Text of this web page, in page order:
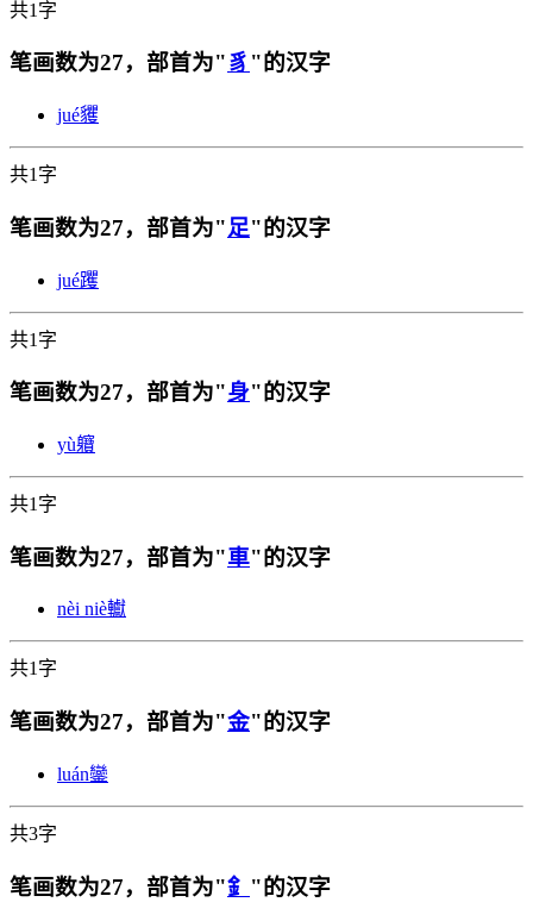
共1字
笔画数为27，部首为"豸 "的汉字
jué貜
共1字
笔画数为27，部首为"足"的汉字
jué躩
共1字
笔画数为27，部首为"身"的汉字
yù軉
共1字
笔画数为27，部首为"車"的汉字
nèi niè䡾
共1字
笔画数为27，部首为"金"的汉字
luán鑾
共3字
笔画数为27，部首为"釒 "的汉字